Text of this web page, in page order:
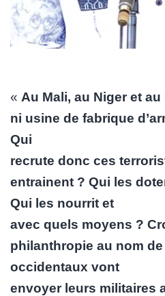
« Au Mali, au Niger et
ni usine de fabrique
Qui
recrute donc ces
entrainent ? Qui les
Qui les nourrit et
avec quels moyens ?
philanthropie au nom
occidentaux vont
envoyer leurs militaires